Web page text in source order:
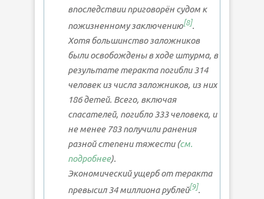
впоследствии приговорён судом к
пожизненному заключению[8].
Хотя большинство заложников
были освобождены в ходе штурма, в
результате теракта погибли 314
человек из числа заложников, из них
186 детей. Всего, включая
спасателей, погибло 333 человека, и
не менее 783 получили ранения
разной степени тяжести (см.
подробнее).
Экономический ущерб от теракта
превысил 34 миллиона рублей[9].